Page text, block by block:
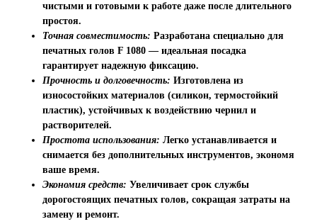
чистыми и готовыми к работе даже после длительного
простоя.
Точная совместимость: Разработана специально для
печатных голов F 1080 — идеальная посадка
гарантирует надежную фиксацию.
Прочность и долговечность: Изготовлена из
износостойких материалов (силикон, термостойкий
пластик), устойчивых к воздействию чернил и
растворителей.
Простота использования: Легко устанавливается и
снимается без дополнительных инструментов, экономя
ваше время.
Экономия средств: Увеличивает срок службы
дорогостоящих печатных голов, сокращая затраты на
замену и ремонт.